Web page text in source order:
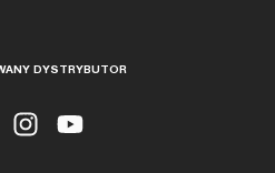
DYSTRYBUTOR